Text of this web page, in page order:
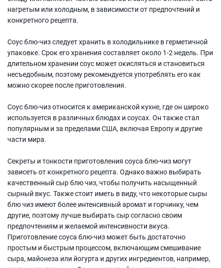
нагретым или холодным, в зависимости от предпочтений и
конкретного рецепта.
Соус блю-чиз следует хранить в холодильнике в герметичной
упаковке. Срок его хранения составляет около 1-2 недель. При
длительном хранении соус может окисляться и становиться
несъедобным, поэтому рекомендуется употреблять его как
можно скорее после приготовления.
Соус блю-чиз относится к американской кухне, где он широко
используется в различных блюдах и соусах. Он также стал
популярным и за пределами США, включая Европу и другие
части мира.
Секреты и тонкости приготовления соуса блю-чиз могут
зависеть от конкретного рецепта. Однако важно выбирать
качественный сыр блю чиз, чтобы получить насыщенный
сырный вкус. Также стоит иметь в виду, что некоторые сыры
блю чиз имеют более интенсивный аромат и горчинку, чем
другие, поэтому лучше выбирать сыр согласно своим
предпочтениям и желаемой интенсивности вкуса.
Приготовление соуса блю-чиз может быть достаточно
простым и быстрым процессом, включающим смешивание
сыра, майонеза или йогурта и других ингредиентов, например,